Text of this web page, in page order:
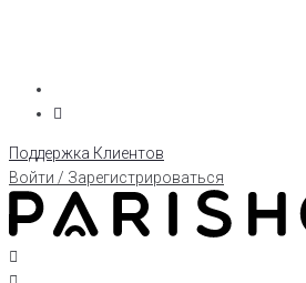
Поддержка Клиентов
Войти / Зарегистрироваться